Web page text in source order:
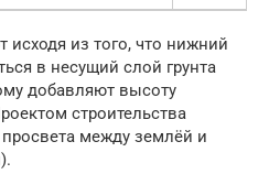
из того, что нижний
в несущий слой грунта
добавляют высоту
строительства
между землёй и